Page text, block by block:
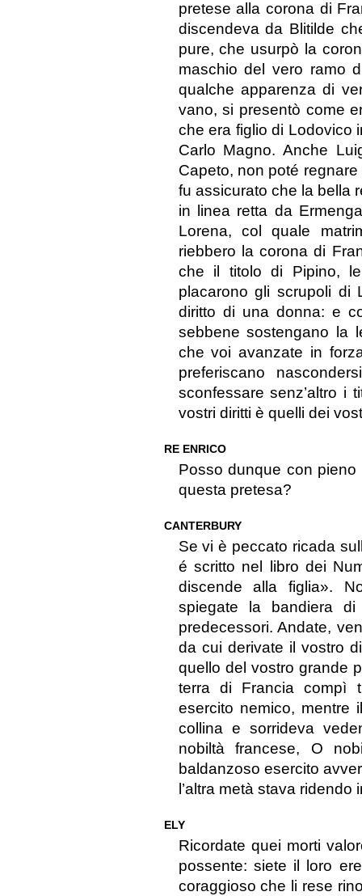
pretese alla corona di
discendeva da Blitilde
pure, che usurpò la
maschio del vero ramo
qualche apparenza di
vano, si presentò come
che era figlio di Lodovico
Carlo Magno. Anche
Capeto, non poté
fu assicurato che la bella
in linea retta da
Lorena, col quale
riebbero la corona di
che il titolo di Pipino,
placarono gli scrupoli di
diritto di una donna: e
sebbene sostengano la
che voi avanzate in
preferiscano
sconfessare senz’altro i
vostri diritti è quelli dei
RE ENRICO
Posso dunque con
questa pretesa?
CANTERBURY
Se vi è peccato ricada
é scritto nel libro dei
discende alla figlia».
spiegate la bandiera
predecessori. Andate,
da cui derivate il vostro
quello del vostro grande
terra di Francia compì
esercito nemico, mentre
collina e sorrideva
nobiltà francese, O
baldanzoso esercito
l’altra metà stava
ELY
Ricordate quei morti
possente: siete il loro
coraggioso che li rese